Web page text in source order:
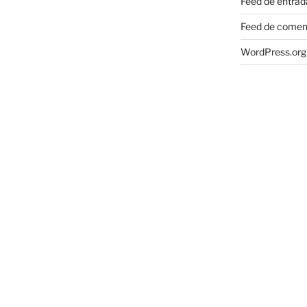
Feed de
WordPress.org